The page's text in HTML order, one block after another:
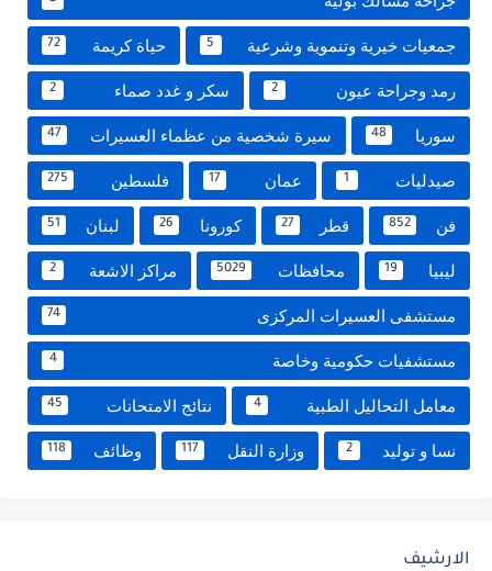
جمعيات خيرية وتنموية وشرعية 5 حياة كريمة 72
رمد وجراحة عيون 2 سكر و غدد صماء 2
سوريا 48 سيرة شخصية من عظماء العسيرات 47
صيدليات 1 عمان 17 فلسطين 275
فن 852 قطر 27 كورونا 26 لبنان 51
ليبيا 19 محافظات 5029 مراكز الاشعة 2
مستشفى العسيرات المركزى 74
مستشفيات حكومية وخاصة 4
معامل التحاليل الطبية 4 نتائج الامتحانات 45
نسا و توليد 2 وزارة النقل 117 وظائف 118
الارشيف